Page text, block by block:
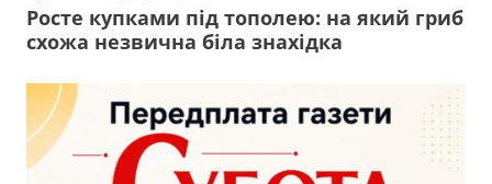
Росте купками під тополею: на який гриб
схожа незвична біла знахідка